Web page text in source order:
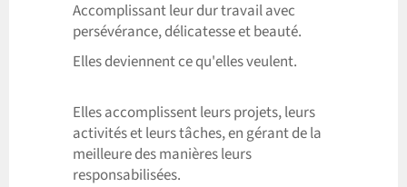
Accomplissant leur dur travail avec
persévérance, délicatesse et beauté.
Elles deviennent ce qu'elles veulent.
Elles accomplissent leurs projets, leurs
activités et leurs tâches, en gérant de la
meilleure des manières leurs
responsabilisées.